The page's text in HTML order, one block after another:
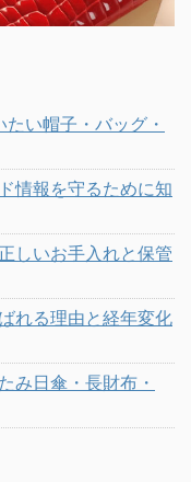
い帽子・バッグ・
情報を守るために知
しいお手入れと保管
れる理由と経年変化
み日傘・長財布・